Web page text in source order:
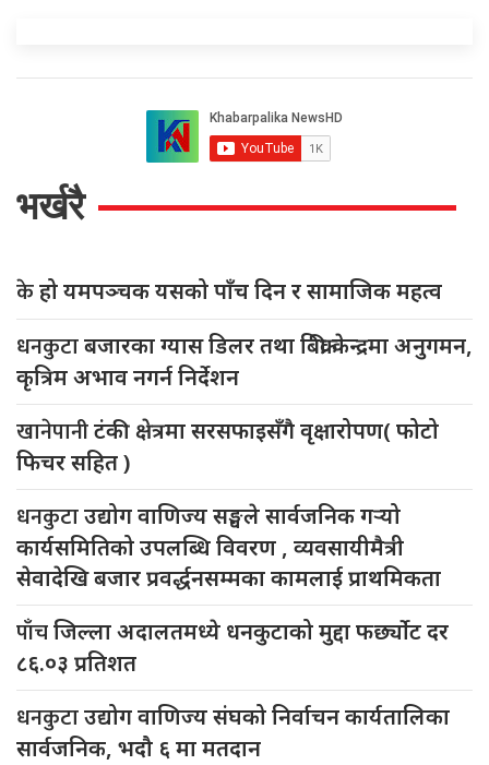
भर्खरै
केहो यमपञ्चक यसको पाँच दिन र सामाजिक महत्व
धनकुटाबजारका ग्यास डिलर तथा बिक्री केन्द्रमा अनुगमन,
कृत्रिम अभाव नगर्न निर्देशन
खानेपानीटंकी क्षेत्रमा सरसफाइसँगै वृक्षारोपण( फोटो
फिचर सहित )
धनकुटाउद्योग वाणिज्य सङ्घले सार्वजनिक गर्‍यो
कार्यसमितिको उपलब्धि विवरण , व्यवसायीमैत्री
सेवादेखि बजार प्रवर्द्धनसम्मका कामलाई प्राथमिकता
पाँचजिल्ला अदालतमध्ये धनकुटाको मुद्दा फर्छ्योट दर
८६.०३ प्रतिशत
धनकुटाउद्योग वाणिज्य संघको निर्वाचन कार्यतालिका
सार्वजनिक, भदौ ६ मा मतदान